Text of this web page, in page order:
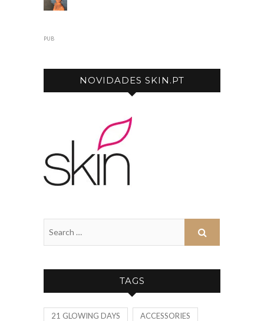
PUB
NOVIDADES SKIN.PT
TAGS
21 GLOWING DAYS ACCESSORIES